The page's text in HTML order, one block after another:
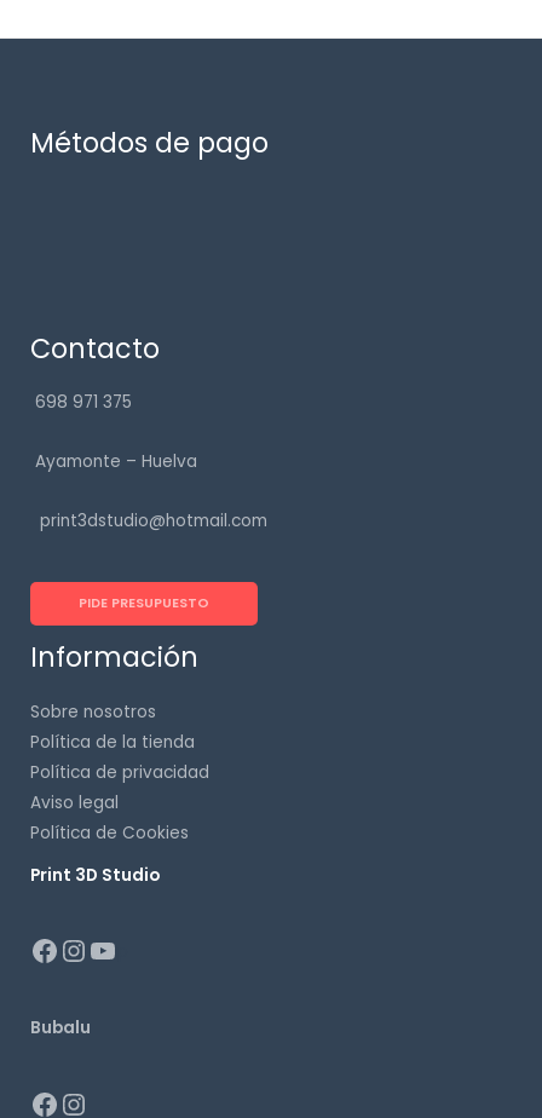
Métodos de pago
Contacto
698 971 375
Ayamonte – Huelva
print3dstudio@hotmail.com
PIDE PRESUPUESTO
Información
Sobre nosotros
Política de la tienda
Política de privacidad
Aviso legal
Política de Cookies
Print 3D Studio
Bubalu